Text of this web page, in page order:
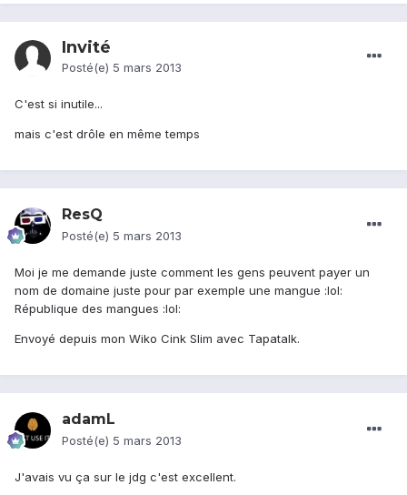
Invité
Posté(e) 5 mars 2013
C'est si inutile...
mais c'est drôle en même temps
ResQ
Posté(e) 5 mars 2013
Moi je me demande juste comment les gens peuvent payer un
nom de domaine juste pour par exemple une mangue :lol:
République des mangues :lol:
Envoyé depuis mon Wiko Cink Slim avec Tapatalk.
adamL
Posté(e) 5 mars 2013
J'avais vu ça sur le jdg c'est excellent.